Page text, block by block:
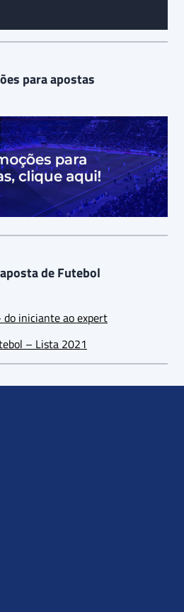
para apostas
de Futebol
do iniciante ao expert
– Lista 2021